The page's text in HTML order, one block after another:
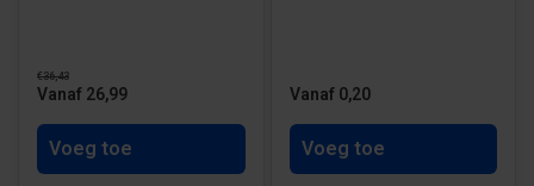
€36,43
Vanaf 26,99
Voeg toe
Vanaf 0,20
Voeg toe